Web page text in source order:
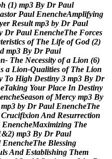
h (1) mp3 By Dr Paul
astor Paul EnencheAmplifying
yer Result mp3 by Dr Paul
Dr Paul EnencheThe Forces
teristics of The Life of God (2)
d mp3 By Dr Paul
n- The Necessity of a Lion (6)
s a Lion-Qualities of The Lion
To High Destiny 3 mp3 By Dr
eTaking Your Place In Destiny
encheSeason of Mercy mp3 By
mp3 by Dr Paul EnencheThe
Crucifixion And Resurrection
EnencheMaximizing The
&2) mp3 By Dr Paul
EnencheThe Blessing
lsAnd Establishing Them